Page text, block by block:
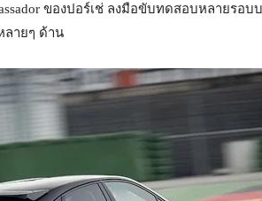
ของปอร์เช่ ลงมือขับทดสอบหลายรอบ
ลายๆ ด้าน